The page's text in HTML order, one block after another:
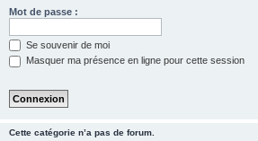
Mot de passe :
Se souvenir de moi
Masquer ma présence en ligne pour cette session
Cette catégorie n’a pas de forum.